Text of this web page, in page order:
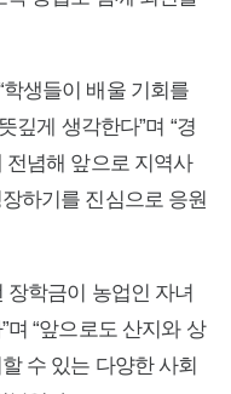
생들이 배울 기회를
깊게 생각한다”며 “경
념해 앞으로 지역사
하기를 진심으로 응원
장학금이 농업인 자녀
“앞으로도 산지와 상
수 있는 다양한 사회